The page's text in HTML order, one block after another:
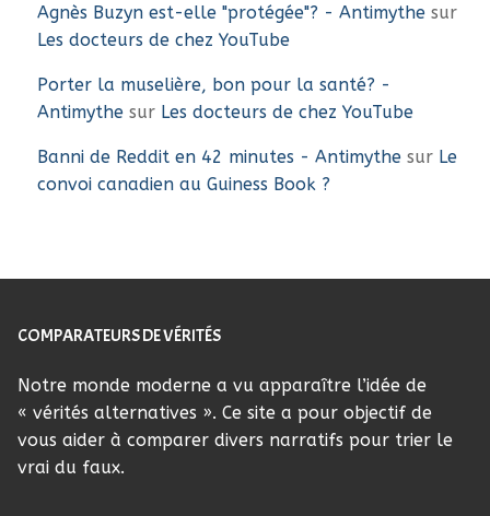
Agnès Buzyn est-elle "protégée"? - Antimythe sur
Les docteurs de chez YouTube
Porter la muselière, bon pour la santé? -
Antimythe sur Les docteurs de chez YouTube
Banni de Reddit en 42 minutes - Antimythe sur Le
convoi canadien au Guiness Book ?
COMPARATEURS DE VÉRITÉS
Notre monde moderne a vu apparaître l’idée de
« vérités alternatives ». Ce site a pour objectif de
vous aider à comparer divers narratifs pour trier le
vrai du faux.